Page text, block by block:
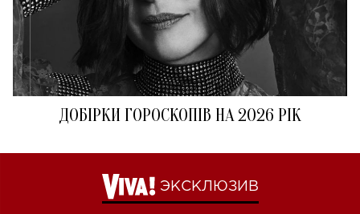
ДОБІРКИ ГОРОСКОПІВ НА 2026 РІК
ЭКСКЛЮЗИВ